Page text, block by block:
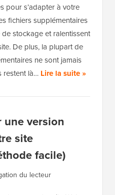
pour s’adapter à votre
fichiers supplémentaires
stockage et ralentissent
De plus, la plupart de
ne sont jamais
restent là… Lire la suite »
une version
site
facile)
du lecteur